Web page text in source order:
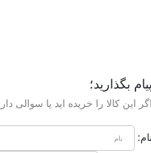
پیام بگذارید؛
اگر این کالا را خریده اید یا سوالی
نام: